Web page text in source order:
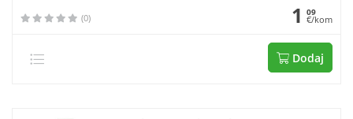
(0) 1 09
€/kom
Dodaj